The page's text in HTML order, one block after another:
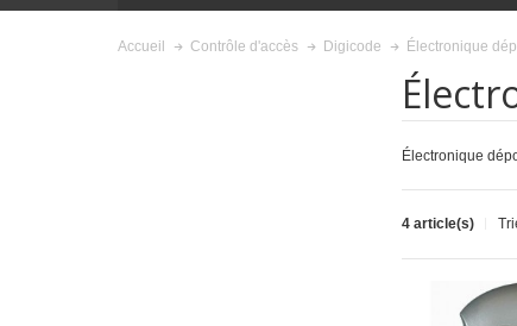
Accueil Contrôle d'accès Digicode Électronique
Électronique
4 article(s)